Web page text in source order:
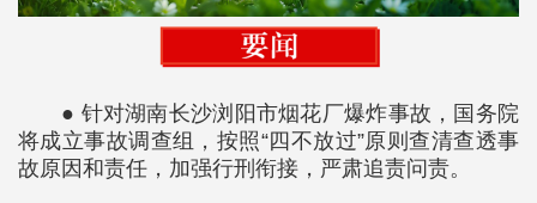
● 针对湖南长沙浏阳市烟花厂爆炸事故，国务院
将成立事故调查组，按照“四不放过”原则查清查透事
故原因和责任，加强行刑衔接，严肃追责问责。